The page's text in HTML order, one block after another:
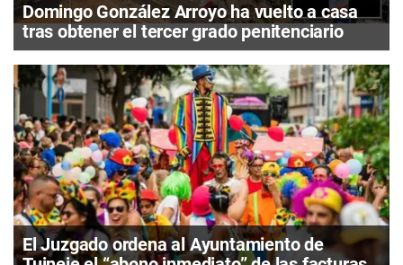
Domingo González Arroyo ha vuelto a casa
tras obtener el tercer grado penitenciario
El Juzgado ordena al Ayuntamiento de